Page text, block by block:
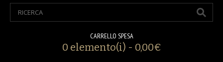
CARRELLO SPESA
0 elemento(i) - 0,00€